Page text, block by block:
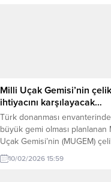
Bariyer, hafif ticari aracın...
Milli Uçak Gemisi’nin çelik
ihtiyacını karşılayacak…
Türk donanması
büyük gemi olması planlanan
Uçak Gemisi’nin (MUGEM)
ihtiyacı, Türkiye’nin lider
çelik üreticisi OYAK şirketi
10/02/2026 15:59